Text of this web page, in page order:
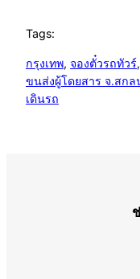
Tags:
กรุงเทพ, จองตั๋วรถทัวร์,
ขนส่งผู้โดยสาร จ.สกล
เดินรถ